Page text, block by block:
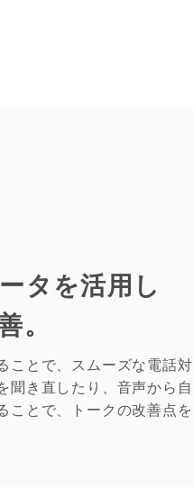
タを活用し
。
ことで、スムーズな電話対
聞き直したり、音声から自
ことで、トークの改善点を